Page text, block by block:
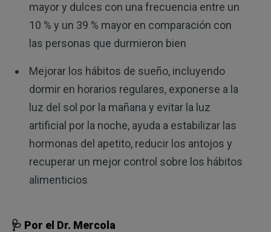
mayor y dulces con una frecuencia entre un
10 % y un 39 % mayor en comparación con
las personas que durmieron bien
Mejorar los hábitos de sueño, incluyendo
dormir en horarios regulares, exponerse a la
luz del sol por la mañana y evitar la luz
artificial por la noche, ayuda a estabilizar las
hormonas del apetito, reducir los antojos y
recuperar un mejor control sobre los hábitos
alimenticios
🩺 Por el Dr. Mercola